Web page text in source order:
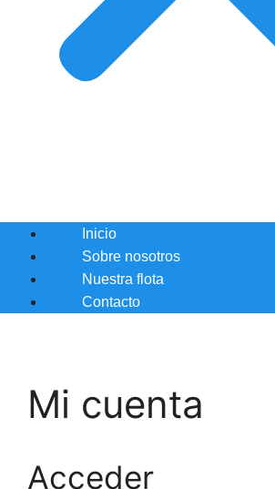
Inicio
Sobre nosotros
Nuestra flota
Contacto
Mi cuenta
Acceder